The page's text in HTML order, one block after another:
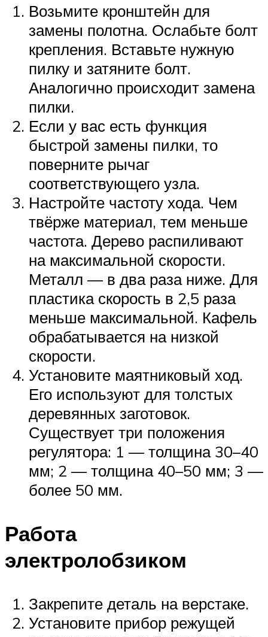
Возьмите кронштейн для
замены полотна. Ослабьте болт
крепления. Вставьте нужную
пилку и затяните болт.
Аналогично происходит замена
пилки.
Если у вас есть функция
быстрой замены пилки, то
поверните рычаг
соответствующего узла.
Настройте частоту хода. Чем
твёрже материал, тем меньше
частота. Дерево распиливают
на максимальной скорости.
Металл — в два раза ниже. Для
пластика скорость в 2,5 раза
меньше максимальной. Кафель
обрабатывается на низкой
скорости.
Установите маятниковый ход.
Его используют для толстых
деревянных заготовок.
Существует три положения
регулятора: 1 — толщина 30–40
мм; 2 — толщина 40–50 мм; 3 —
более 50 мм.
Работа
электролобзиком
Закрепите деталь на верстаке.
Установите прибор режущей